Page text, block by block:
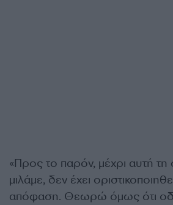
«Προς το παρόν, μέχρι αυτή τη
μιλάμε, δεν έχει
απόφαση. Θεωρώ όμως ότι